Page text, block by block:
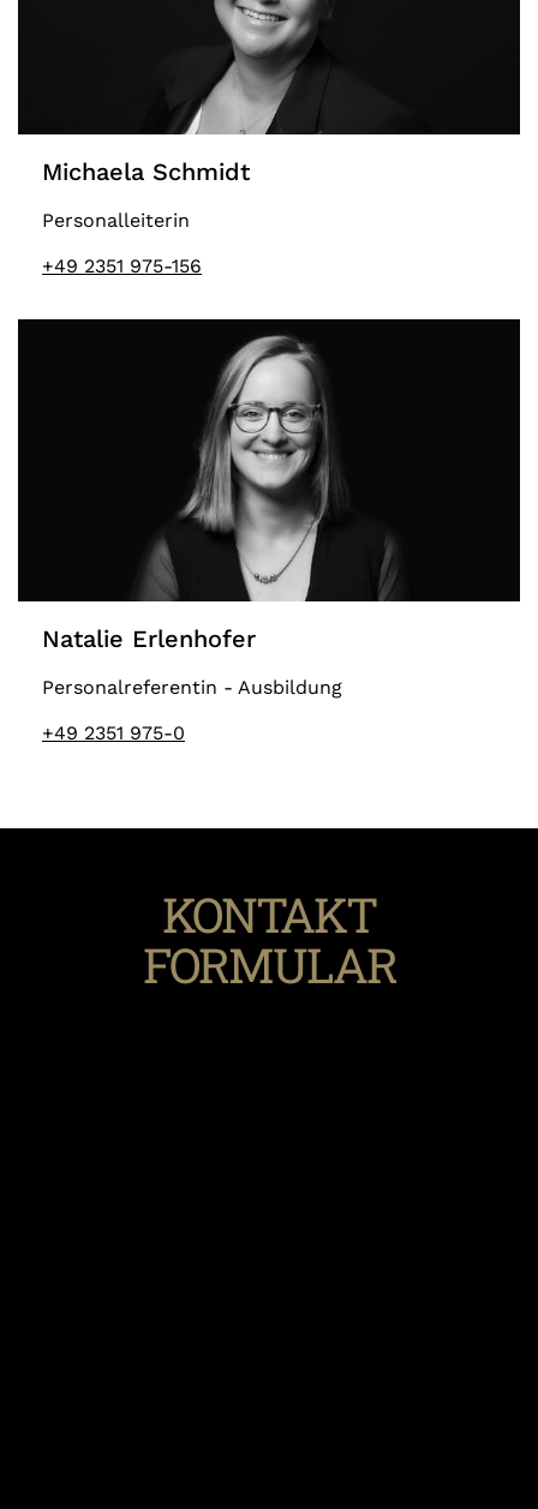
Michaela Schmidt
Personalleiterin
+49 2351 975-156
Natalie Erlenhofer
Personalreferentin - Ausbildung
+49 2351 975-0
KONTAKT
FORMULAR